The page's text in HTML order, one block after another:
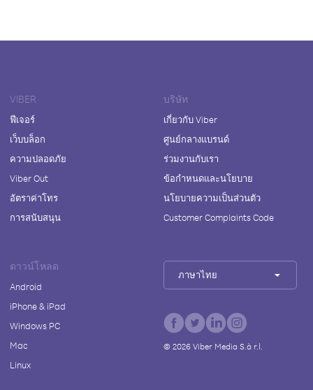
VIBER
ฟีเจอร์
เว็บบล็อก
ความปลอดภัย
Viber Out
อัตราค่าโทร
การสนับสนุน
บริษัท
เกี่ยวกับ Viber
ศูนย์กลางแบรนด์
ร่วมงานกับเรา
ข้อกำหนดและนโยบาย
นโยบายความเป็นส่วนตัว
Customer Complaints Code
ดาวน์โหลด
Android
iPhone & iPad
Windows PC
Mac
Linux
ภาษาไทย
© 2026Viber Media S.à r.l.